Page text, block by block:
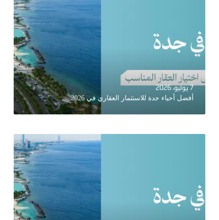
7 يوليو، 2026
أفضل أحياء جدة للاستثمار العقاري في 2026